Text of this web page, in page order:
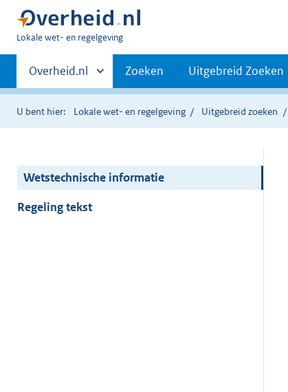
U
hier:
Lokale wet- en regelgeving
Primaire
navigatie
Andere
sites
binnen
Overheid.nl Zoeken Uitgebreid Zoeken
U bent hier: Lokale wet- en regelgeving Uitgebreid zoeken
Wetstechnische informatie
Regeling tekst